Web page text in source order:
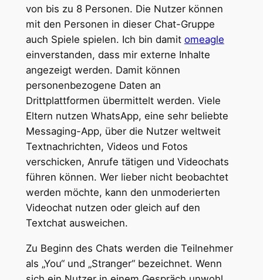
von bis zu 8 Personen. Die Nutzer können
mit den Personen in dieser Chat-Gruppe
auch Spiele spielen. Ich bin damit omeagle
einverstanden, dass mir externe Inhalte
angezeigt werden. Damit können
personenbezogene Daten an
Drittplattformen übermittelt werden. Viele
Eltern nutzen WhatsApp, eine sehr beliebte
Messaging-App, über die Nutzer weltweit
Textnachrichten, Videos und Fotos
verschicken, Anrufe tätigen und Videochats
führen können. Wer lieber nicht beobachtet
werden möchte, kann den unmoderierten
Videochat nutzen oder gleich auf den
Textchat ausweichen.
Zu Beginn des Chats werden die Teilnehmer
als „You“ und „Stranger“ bezeichnet. Wenn